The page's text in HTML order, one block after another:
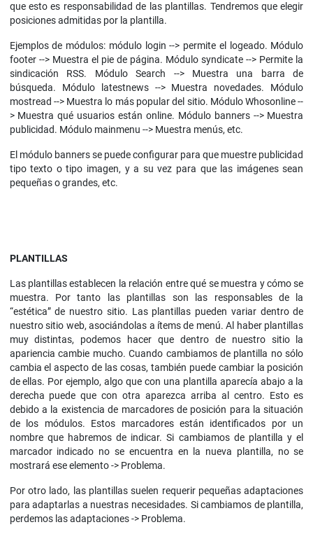
que esto es responsabilidad de las plantillas. Tendremos que elegir
posiciones admitidas por la plantilla.
Ejemplos de módulos: módulo login --> permite el logeado. Módulo
footer --> Muestra el pie de página. Módulo syndicate --> Permite la
sindicación RSS. Módulo Search --> Muestra una barra de
búsqueda. Módulo latestnews --> Muestra novedades. Módulo
mostread --> Muestra lo más popular del sitio. Módulo Whosonline --
> Muestra qué usuarios están online. Módulo banners --> Muestra
publicidad. Módulo mainmenu --> Muestra menús, etc.
El módulo banners se puede configurar para que muestre publicidad
tipo texto o tipo imagen, y a su vez para que las imágenes sean
pequeñas o grandes, etc.
PLANTILLAS
Las plantillas establecen la relación entre qué se muestra y cómo se
muestra. Por tanto las plantillas son las responsables de la
“estética” de nuestro sitio. Las plantillas pueden variar dentro de
nuestro sitio web, asociándolas a ítems de menú. Al haber plantillas
muy distintas, podemos hacer que dentro de nuestro sitio la
apariencia cambie mucho. Cuando cambiamos de plantilla no sólo
cambia el aspecto de las cosas, también puede cambiar la posición
de ellas. Por ejemplo, algo que con una plantilla aparecía abajo a la
derecha puede que con otra aparezca arriba al centro. Esto es
debido a la existencia de marcadores de posición para la situación
de los módulos. Estos marcadores están identificados por un
nombre que habremos de indicar. Si cambiamos de plantilla y el
marcador indicado no se encuentra en la nueva plantilla, no se
mostrará ese elemento->Problema.
Por otro lado, las plantillas suelen requerir pequeñas adaptaciones
para adaptarlas a nuestras necesidades. Si cambiamos de plantilla,
perdemos las adaptaciones->Problema.